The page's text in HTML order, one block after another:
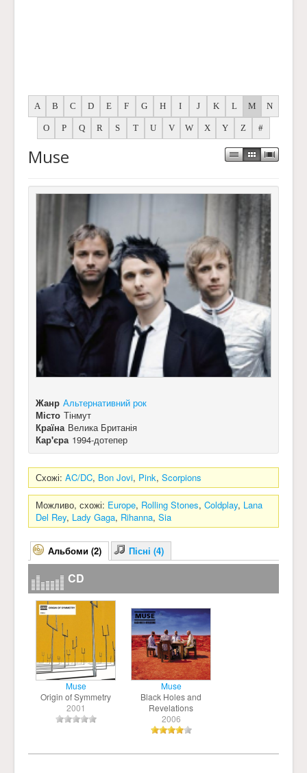
A B C D E F G H I J K L M N
O P Q R S T U V W X Y Z #
Muse
Жанр Альтернативний рок
Місто Тінмут
Країна Велика Британія
Кар'єра 1994-дотепер
Схожі: AC/DC, Bon Jovi, Pink, Scorpions
Можливо, схожі: Europe, Rolling Stones, Coldplay, Lana
Del Rey, Lady Gaga, Rihanna, Sia
Альбоми (2) Пісні (4)
CD
Muse
Origin of Symmetry
2001
Muse
Black Holes and
Revelations
2006